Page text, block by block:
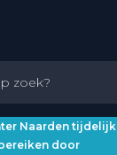
Naarden tijdelijk
door